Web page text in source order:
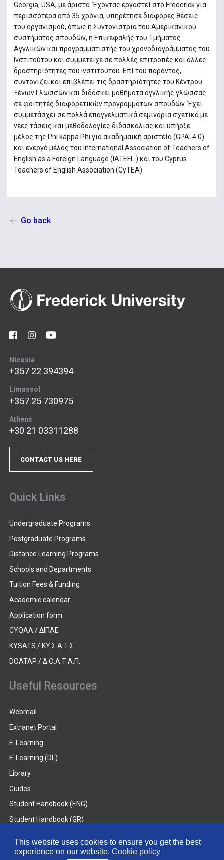
This website uses cookies to ensure you get the best
experience on our website. Cookie policy
Georgia, USA, με άριστα. Έχοντας εργαστεί στο Frederick για
περισσότερα από 35 χρόνια, υπηρέτησε διάφορες θέσεις
του οργανισμού, όπως η Συντονίστρια του Αμερικανικού
συστήματος σπουδών, η Επικεφαλής του Τμήματος
Αγγλικών και προγραμματιστής του χρονοδιαγράμματος του
Ινστιτούτου και συμμετείχε σε πολλές επιτροπές και άλλες
δραστηριότητες του Ινστιτούτου. Επί του παρόντος,
συντονίζει και επιβλέπει τις δραστηριότητες του Κέντρου
Ξένων Γλωσσών και διδάσκει μαθήματα αγγλικής γλώσσας
σε φοιτητές διαφορετικών προγραμμάτων σπουδών. Έχει
συμμετάσχει σε πολλά επαγγελματικά σεμινάρια σχετικά με
νέες τάσεις και μεθοδολογίες διδασκαλίας και υπήρξε
μέλος της Phi kappa Phi για ακαδημαϊκή αριστεία (GPA: 4.0)
και ενεργό μέλος του International Association of Teachers of
English as a Foreign Language (IATEFL ) και του Cyprus
Teachers of English Association (CyTEA).
Go back
Nicosia
+357 22 394394
Limassol
+357 25 730975
Athens
+30 21 03311288
CONTACT US HERE
Quick Links
Undergraduate Programs
Postgraduate Programs
Distance Learning Programs
Schools and Departments
Tuition Fees & Funding
Academic calendar
Application form
CYQAA / ΔΙΠΑΕ
KYSATS / ΚΥ.Σ.Α.Τ.Σ.
DOATAP / Δ.Ο.Α.Τ.Α.Π.
Useful Resources
Webmail
Extranet Portal
E-Learning
E-Learning (DL)
Library
Guides
Student Handbook (ENG)
Student Handbook (GR)